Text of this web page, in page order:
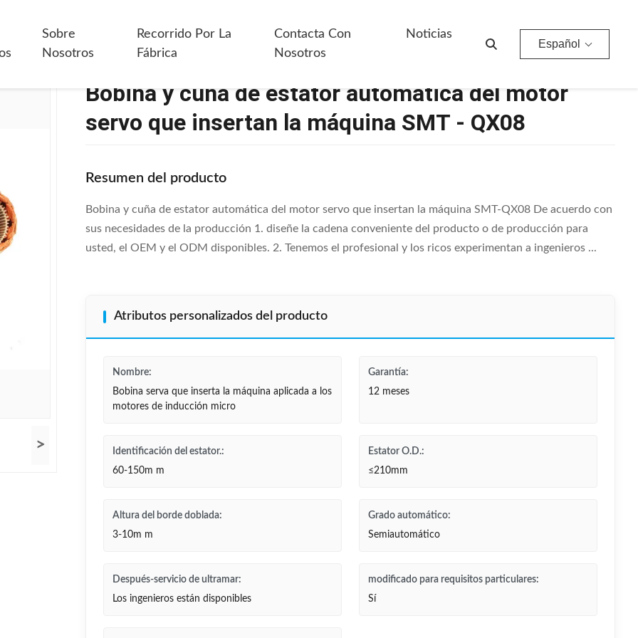
Sobre
Nosotros
Recorrido Por La
Fábrica
Contacta Con
Nosotros
Noticias
Español
>
Bobina y cuña de estator automática del motor
servo que insertan la máquina SMT - QX08
Resumen del producto
Bobina y cuña de estator automática del motor servo que insertan la máquina SMT-QX08 De acuerdo con
sus necesidades de la producción 1. diseñe la cadena conveniente del producto o de producción para
usted, el OEM y el ODM disponibles. 2. Tenemos el profesional y los ricos experimentan a ingenieros ...
Atributos personalizados del producto
Nombre:
Bobina serva que inserta la máquina aplicada a los
motores de inducción micro
Garantía:
12 meses
Identificación del estator.:
60-150m m
Estator O.D.:
≤210mm
Altura del borde doblada:
3-10m m
Grado automático:
Semiautomático
Después-servicio de ultramar:
Los ingenieros están disponibles
modificado para requisitos particulares:
Sí